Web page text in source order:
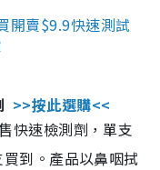
開賣$9.9快速測試
>>按此選購<<
快速檢測劑，單支
到。產品以鼻咽拭